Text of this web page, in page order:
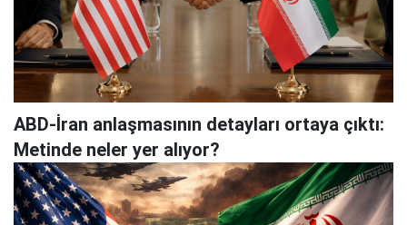
ABD-İran anlaşmasının detayları ortaya çıktı:
Metinde neler yer alıyor?